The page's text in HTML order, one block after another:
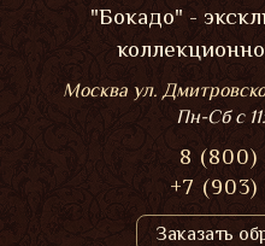
"Бокадо" -
Москва ул.
Пн-Сбс
8 (800)
+7
Заказать